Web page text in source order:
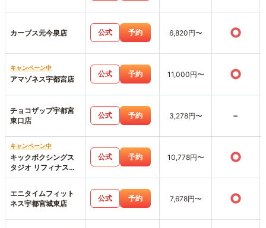
カーブス元今泉店 公式 予約 6,820円〜 ○
キャンペーン中
アマゾネス宇都宮店
公式 予約 11,000円〜 ○
チョコザップ宇都宮
東口店
公式 予約 3,278円〜 -
キャンペーン中
キックボクシングス
タジオ リフィナス宇
都宮店
公式 予約 10,778円〜 ○
エニタイムフィット
ネス宇都宮城東店
公式 予約 7,678円〜 ○